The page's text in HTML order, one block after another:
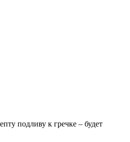
подливу к гречке – будет